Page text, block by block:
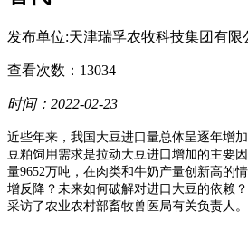
发布单位:天津瑞孚农牧科技集团有限
查看次数：13034
时间：2022-02-23
近些年来，我国大豆进口量总体呈逐年增加
豆粕饲用需求是拉动大豆进口增加的主要
量9652万吨，在肉类和牛奶产量创新高的
增反降？未来如何破解对进口大豆的依赖
采访了农业农村部畜牧兽医局有关负责人。